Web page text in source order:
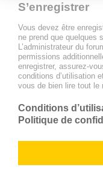
S’enregistrer
Vous devez être
ne prend que quelques
L’administrateur du
permissions
enregistrer, assurez-
conditions d’utilisation
vous de bien lire tout le
Conditions
Politique de